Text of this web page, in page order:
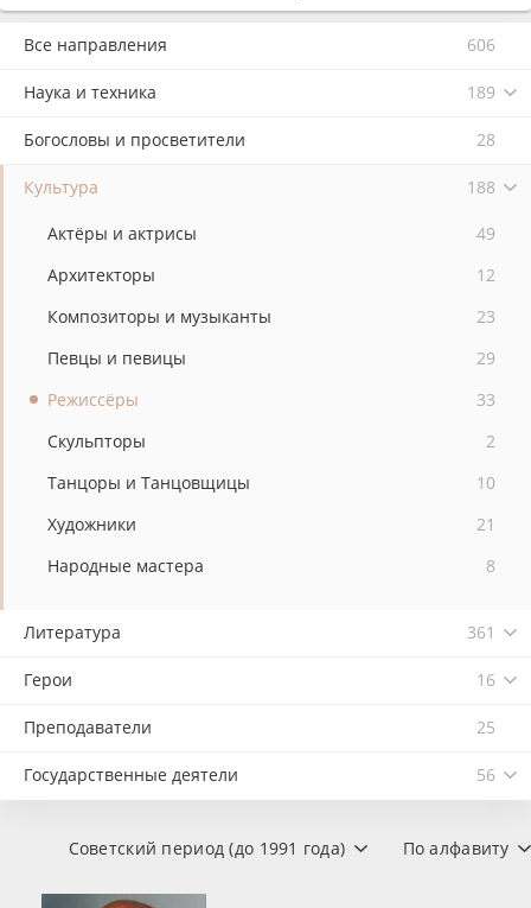
Все направления 606
Наука и техника 189
Богословы и просветители 28
Культура 188
Актёры и актрисы
49
Архитекторы
12
Композиторы и музыканты
23
Певцы и певицы
29
Режиссёры
33
Скульпторы
2
Танцоры и Танцовщицы
10
Художники
21
Народные мастера
8
Литература 361
Герои 16
Преподаватели 25
Государственные деятели 56
По алфавиту
Советский период (до 1991 года)